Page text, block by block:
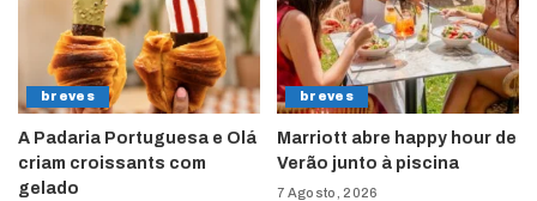
breves
A Padaria Portuguesa e Olá
criam croissants com
gelado
breves
Marriott abre happy hour de
Verão junto à piscina
7 Agosto, 2026